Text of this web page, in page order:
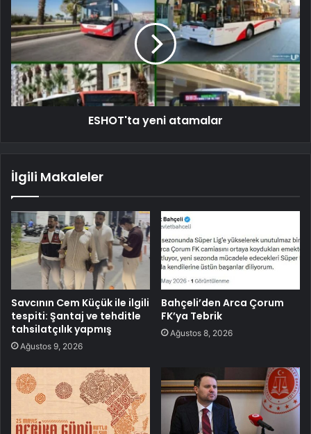
ESHOT'ta yeni atamalar
İlgili Makaleler
Savcının Cem Küçük ile ilgili
tespiti: Şantaj ve tehditle
tahsilatçılık yapmış
Ağustos 9, 2026
Bahçeli’den Arca Çorum
FK’ya Tebrik
Ağustos 8, 2026